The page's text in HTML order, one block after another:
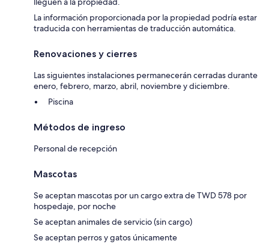
La información proporcionada por la propiedad podría estar
traducida con herramientas de traducción automática.
Renovaciones y cierres
Las siguientes instalaciones permanecerán cerradas durante
enero, febrero, marzo, abril, noviembre y diciembre.
Piscina
Métodos de ingreso
Personal de recepción
Mascotas
Se aceptan mascotas por un cargo extra de TWD 578 por
hospedaje, por noche
Se aceptan animales de servicio (sin cargo)
Se aceptan perros y gatos únicamente